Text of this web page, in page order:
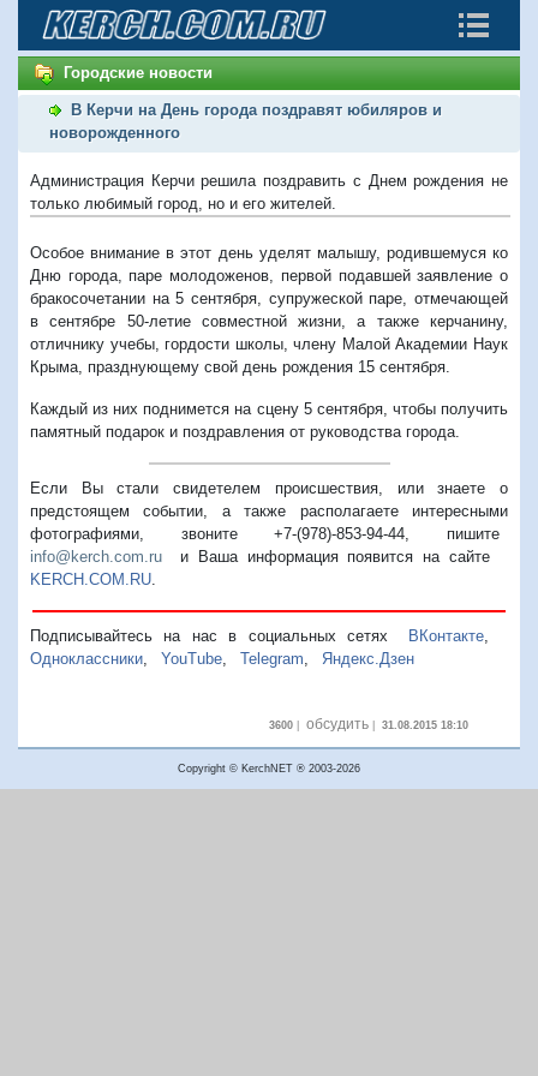
Городские новости
В Керчи на День города поздравят юбиляров и
новорожденного
Администрация Керчи решила поздравить с Днем рождения не
только любимый город, но и его жителей.
Особое внимание в этот день уделят малышу, родившемуся ко
Дню города, паре молодоженов, первой подавшей заявление о
бракосочетании на 5 сентября, супружеской паре, отмечающей
в сентябре 50-летие совместной жизни, а также керчанину,
отличнику учебы, гордости школы, члену Малой Академии Наук
Крыма, празднующему свой день рождения 15 сентября.
Каждый из них поднимется на сцену 5 сентября, чтобы получить
памятный подарок и поздравления от руководства города.
Если Вы стали свидетелем происшествия, или знаете о
предстоящем событии, а также располагаете интересными
фотографиями, звоните +7-(978)-853-94-44, пишите
info@kerch.com.ru и Ваша информация появится на сайте
KERCH.COM.RU
Подписывайтесь на нас в социальных сетях ВКонтакте,
Одноклассники
YouTube Telegram Яндекс.Дзен
3600| обсудить| 31.08.2015 18:10
Copyright © KerchNET ® 2003-2026